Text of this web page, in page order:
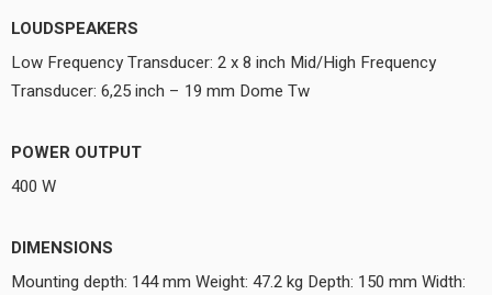
LOUDSPEAKERS
Low Frequency Transducer: 2 x 8 inch Mid/High Frequency
Transducer: 6,25 inch – 19 mm Dome Tw
POWER OUTPUT
400 W
DIMENSIONS
Mounting depth: 144 mm Weight: 47.2 kg Depth: 150 mm Width: